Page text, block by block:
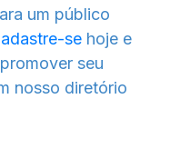
um público
se hoje e
seu
nosso diretório